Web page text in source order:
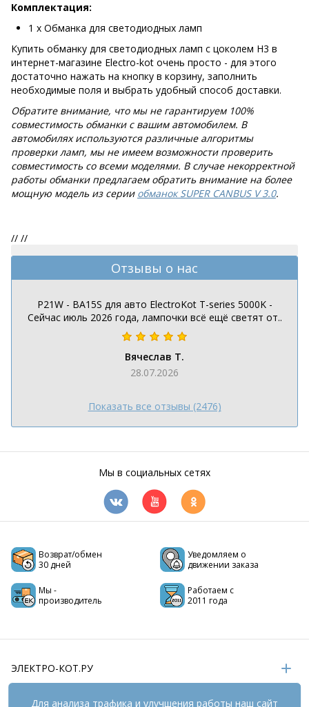
Комплектация:
1 х Обманка для светодиодных ламп
Купить обманку для светодиодных ламп с цоколем H3 в
интернет-магазине Electro-kot очень просто - для этого
достаточно нажать на кнопку в корзину, заполнить
необходимые поля и выбрать удобный способ доставки.
Обратите внимание, что мы не гарантируем 100%
совместимость обманки с вашим автомобилем. В
автомобилях используются различные алгоритмы
проверки ламп, мы не имеем возможности проверить
совместимость со всеми моделями. В случае некорректной
работы обманки предлагаем обратить внимание на более
мощную модель из серии обманок SUPER CANBUS V 3.0.
// //
Отзывы о нас
P21W - BA15S для авто ElectroKot T-series 5000K -
Сейчас июль 2026 года, лампочки всё ещё светят от..
Вячеслав Т.
28.07.2026
Показать все отзывы (2476)
Мы в социальных сетях
Возврат/обмен
30 дней
Уведомляем о
движении заказа
Мы -
производитель
Работаем с
2011 года
ЭЛЕКТРО-КОТ.РУ
ИНФОРМАЦИЯ
Для анализа трафика и улучшения работы наш сайт